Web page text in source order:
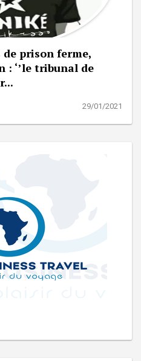
de prison ferme,
: ‘’le tribunal de
29/01/2021